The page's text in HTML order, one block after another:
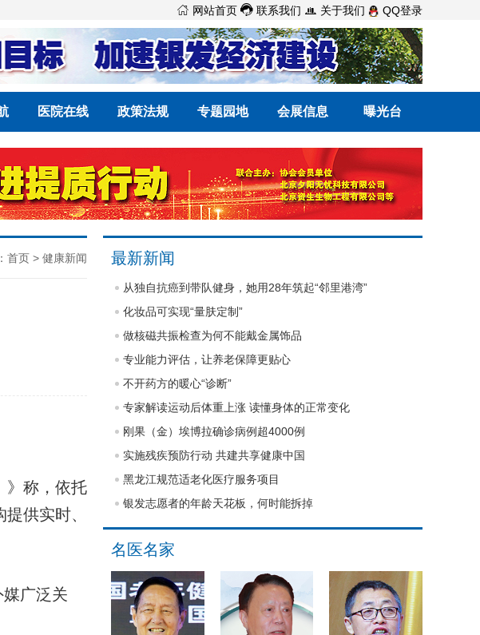
 网站首页  联系我们  关于我们 QQ登录
医院在线 政策法规 专题园地 会展信息 曝光台
首页 > 健康新闻
称，依托
供实时、
广泛关
最新新闻
从独自抗癌到带队健身，她用28年筑起“邻里港湾”
化妆品可实现“量肤定制”
做核磁共振检查为何不能戴金属饰品
专业能力评估，让养老保障更贴心
不开药方的暖心“诊断”
专家解读运动后体重上涨 读懂身体的正常变化
刚果（金）埃博拉确诊病例超4000例
实施残疾预防行动 共建共享健康中国
黑龙江规范适老化医疗服务项目
银发志愿者的年龄天花板，何时能拆掉
名医名家